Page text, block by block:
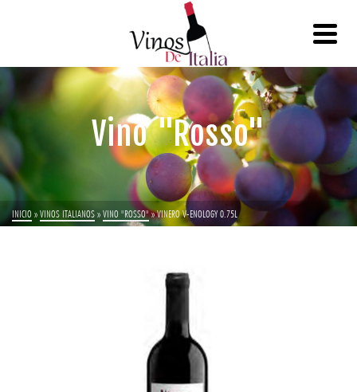
Vino "Rosso"
INICIO »VINOS ITALIANOS»VINO "ROSSO"»VINERO V-ENOLOGY 0.75L